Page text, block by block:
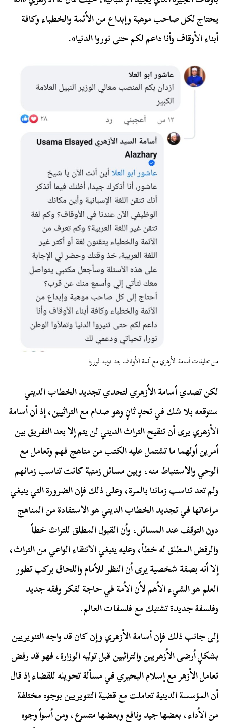
يحتاج لكل صاحب موهبة وإبداع من الأئمة والخطباء وكافة
أبناء الأوقاف وأنا داعم لكم حتى نوروا الدنيا».
من تعليقات أسامة الأزهري مع أئمة الأوقاف بعد توليه الوزارة
لكن تصدي أسامة الأزهري لتحدي تجديد الخطاب الديني
ستوقعه بلا شك في تحدٍ ثانٍ وهو صدام مع التراثيين، إذ أن أسامة
الأزهري يرى أن تنقيح التراث الديني لن يتم إلا بعد التفريق بين
أمرين أولهما ما تشتمل عليه الكتب من مناهج فهم وتعامل مع
الوحي والاستنباط منه، وبين مسائل زمنية كانت تناسب زمانهم
ولم تعد تناسب زماننا بالمرة، وعلى ذلك فإن الضرورة التي ينبغي
مراعاتها في تجديد الخطاب الديني هو الاستفادة من المناهج
دون التوقف عند المسائل، وأن القبول المطلق للتراث خطأ
والرفض المطلق له خطأ، وعليه ينبغي الانتقاء الواعي من التراث،
إلا أنه بصفة شخصية يرى أن النظر للأمام واللحاق بركب تطور
العلم هو الشيء الأهم لأن الأمة في حاجة لفكر وفقه جديد
وفلسفة جديدة تشتبك مع فلسفات العالم.
إلى جانب ذلك فإن أسامة الأزهري وإن كان قد واجه التنويريين
بشكلٍ أرضى الأزهريين والتراثيين قبل توليه الوزارة، فهو قد رفض
تعامل الأزهر مع إسلام البحيري في مسألة تحويله للقضاء إذ قال
أن المؤسسة الدينية تعاملت مع قضية التنويريين بوجوه مختلفة
من الأداء، بعضها جيد ونافع وبعضها متسرع، ومن أسوأ وجوه